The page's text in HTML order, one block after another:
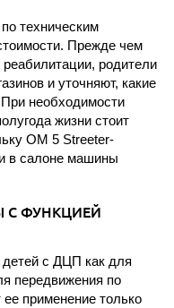
техническим
Прежде чем
родители
и уточняют, какие
необходимости
жизни стоит
OM 5 Streeter-
в салоне машины
С ФУНКЦИЕЙ
с ДЦП как для
передвижения по
применение только